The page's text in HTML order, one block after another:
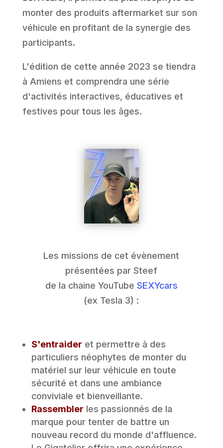
monter des produits aftermarket sur son
véhicule en profitant de la synergie des
participants.
L'édition de cette année 2023 se tiendra
à Amiens et comprendra une série
d'activités interactives, éducatives et
festives pour tous les âges.
Les missions de cet évènement
présentées par Steef
de la chaine YouTube SEXYcars
(ex Tesla 3) :
S'entraider et permettre à des
particuliers néophytes de monter du
matériel sur leur véhicule en toute
sécurité et dans une ambiance
conviviale et bienveillante.
Rassembler les passionnés de la
marque pour tenter de battre un
nouveau record du monde d'affluence.